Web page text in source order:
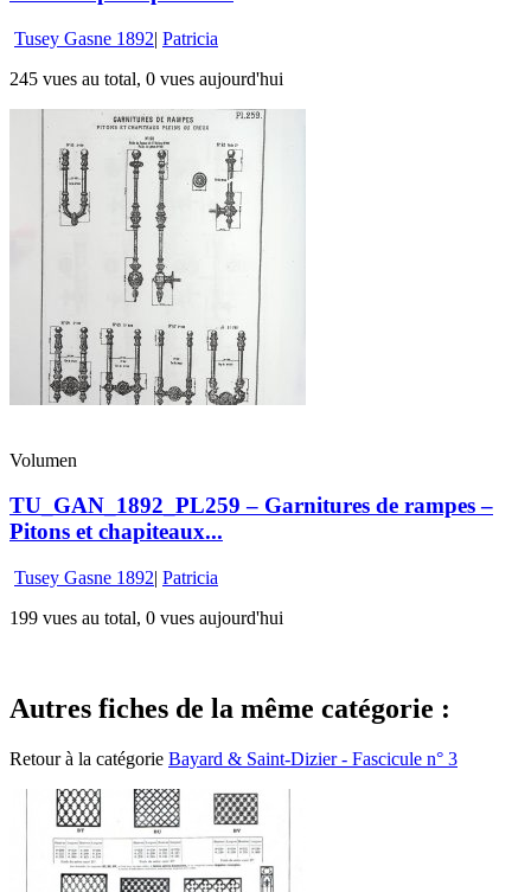
Tusey Gasne 1892| Patricia
245 vues au total, 0 vues aujourd'hui
Volumen
TU_GAN_1892_PL259 – Garnitures de rampes –
Pitons et chapiteaux...
Tusey Gasne 1892| Patricia
199 vues au total, 0 vues aujourd'hui
Autres fiches de la même catégorie :
Retour à la catégorie Bayard & Saint-Dizier - Fascicule n° 3